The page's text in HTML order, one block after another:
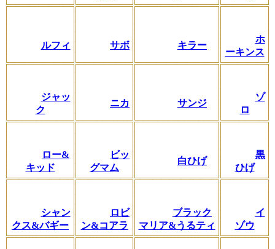
ルフィ サボ キラー
ホ
ーキンス
ジャッ
ク
ニカ サンジ
ゾ
ロ
ロー&
キッド
ビッ
グマム
白ひげ
黒
ひげ
シャン
クス&バギー
ロビ
ン&コアラ
ブラック
マリア&うるティ
イ
ゾウ